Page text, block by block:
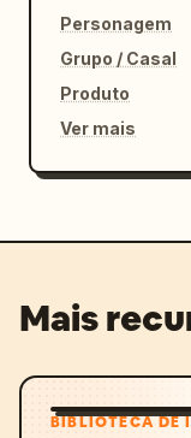
Personagem
Grupo / Casal
Produto
Ver mais
Mais
BIBLIOTECA DE